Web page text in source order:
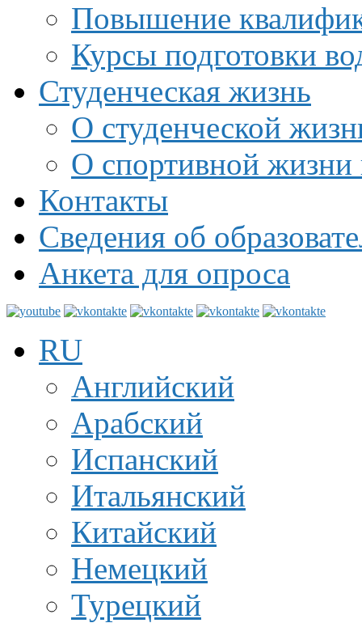
Повышение
Курсы подготовки
Студенческая жизнь
О студенческой
О спортивной жизни
Контакты
Сведения об
Анкета для опроса
RU
Английский
Арабский
Испанский
Итальянский
Китайский
Немецкий
Турецкий